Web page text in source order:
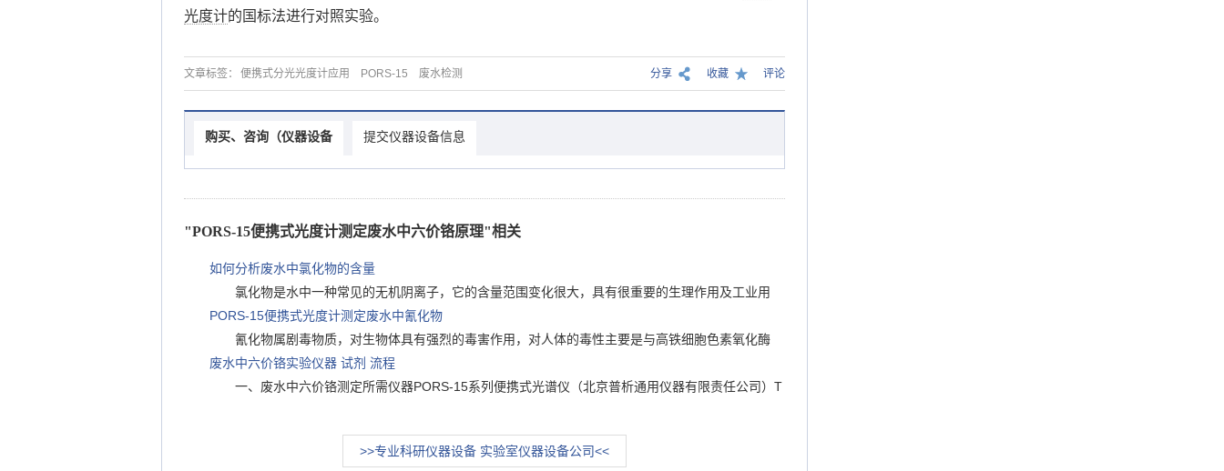
光度计的国标法进行对照实验。
文章标签： 便携式分光光度计应用 PORS-15 废水检测 评论
收藏
分享
购买、咨询（仪器设备 提交仪器设备信息
"PORS-15便携式光度计测定废水中六价铬原理"相关
如何分析废水中氯化物的含量
氯化物是水中一种常见的无机阴离子，它的含量范围变化很大，具有很重要的生理作用及工业用
PORS-15便携式光度计测定废水中氰化物
氰化物属剧毒物质，对生物体具有强烈的毒害作用，对人体的毒性主要是与高铁细胞色素氧化酶
废水中六价铬实验仪器 试剂 流程
一、废水中六价铬测定所需仪器PORS-15系列便携式光谱仪（北京普析通用仪器有限责任公司）T
>>专业科研仪器设备 实验室仪器设备公司<<